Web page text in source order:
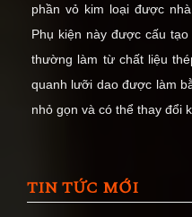
phần vỏ kim loại được
Phụ kiện này được cấu
thường làm từ chất liệu
quanh lưỡi dao được làm
nhỏ gọn và có thể thay đổi
TIN TỨC MỚI